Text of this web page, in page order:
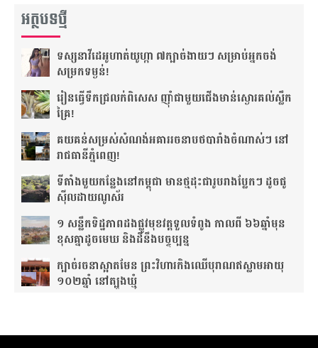
អត្ថបទថ្មី
ទស្សនា​វីដេអូ​ហាត់​យូហ្កា​ ៧​ក្បាច់​ងាយ​ៗ សម្រាប់​អ្នក​​ចង់​
សម្រកទម្ងន់!
រៀន​ធ្វើ​ទឹក​ជ្រលក់ពិសេស​​ ញ៉ាំ​ជា​មួយ​ជើង​មាន់​ស្ងោរ​គល់​ស្លឹក​
គ្រៃ!
គយគន់សម្រស់​សំណង់អគាររចនាបថបារាំងចំណាស់ៗ នៅ
រាជធានីភ្នំពេញ!
ទីតាំងមួយ​កន្លែងនៅកម្ពុជា មានថ្មដុះជារូបរាងប្លែកៗ ដូចផូ
ស៊ីលដាយណូស័រ
១ សន្លឹកទិដ្ឋភាពដងផ្លូវមុខវត្តទួលទំពូង កាលពី ៦៦ឆ្នាំមុន
ខុសគ្នាដូចមេឃ និងដីនឹងបច្ចុប្បន្ន
ក្បាច់រចនាស្អាតមែន ព្រះវិហារកិងឈើបុរាណឥស្លាមអាយុ
១០២ឆ្នាំ នៅត្បូងឃ្មុំ